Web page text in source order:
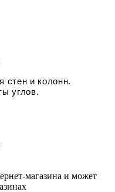
стен и колонн.
углов.
магазина и может